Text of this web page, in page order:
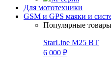
Для мототехники
GSM и GPS маяки и
Популярные товары
StarLine M25 BT
6 000 ₽